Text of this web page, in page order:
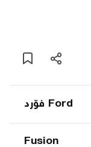
Ford فۆرد
Fusion